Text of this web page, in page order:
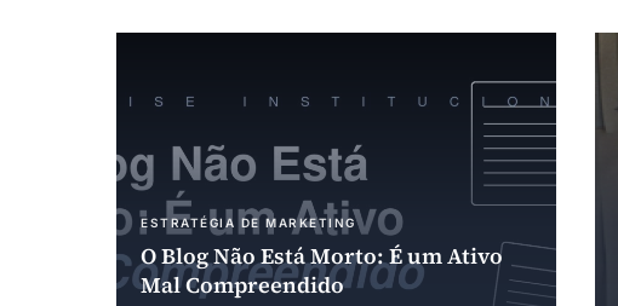
ESTRATÉGIA DE MARKETING
O Blog Não Está Morto: É um Ativo
Mal Compreendido